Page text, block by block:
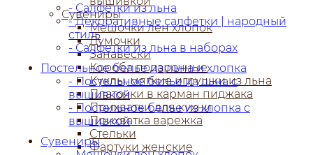
Сувениры
Мешочки лен хлопок
Думочки
Занавески
Короба подарочные
Куклы, мягкие игрушки из льна
Платочки в карман пиджака
Прихватки для кухни
Прихватка варежка
Стельки
Фартуки женские
- Салфетки из льна
- Декоративные салфетки | народный
стиль
- Салфетки из льна в наборах
Постельное белье из льна и хлопка
- Постельное белье из льна с
вышивкой
- Постельное белье из хлопка с
вышивкой
Сувениры